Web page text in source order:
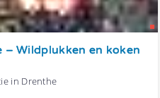
– Wildplukken en koken
in Drenthe